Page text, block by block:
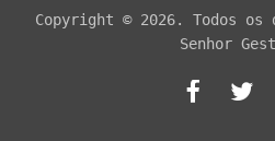
Copyright © 2026. Todos
Senhor